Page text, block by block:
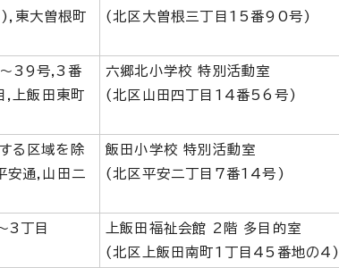
),東大曽根町
(北区大曽根三丁目15番90号)
～39号,3番
上飯田東町
六郷北小学校 特別活動室
(北区山田四丁目14番56号)
る区域を除
安通,山田二
飯田小学校 特別活動室
(北区平安二丁目7番14号)
3丁目
上飯田福祉会館 2階 多目的室
(北区上飯田南町1丁目45番地の4)